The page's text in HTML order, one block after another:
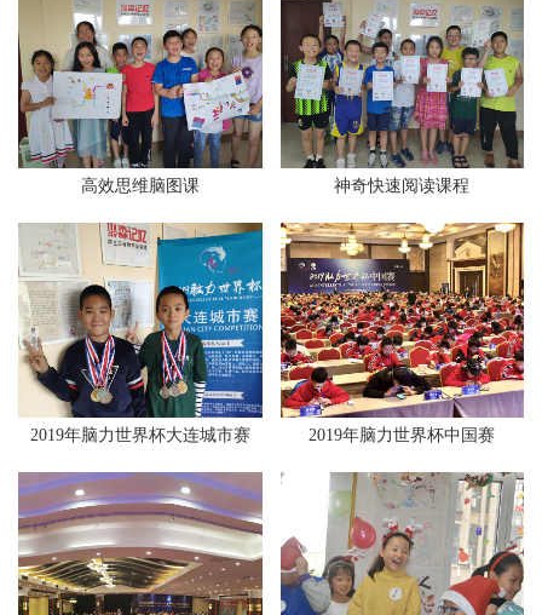
高效思维脑图课 神奇快速阅读课程
2019年脑力世界杯大连城市赛 2019年脑力世界杯中国赛